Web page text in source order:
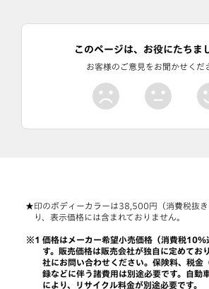
このページは、お役にたちま
お客様のご意見をお聞かせくだ
印のボディーカラーは38,500円（消費税抜
り、表示価格には含まれておりません。
価格はメーカー希望小売価格（消費税10％
す。販売価格は販売会社が独自に定めてお
社にお問い合わせください。保険料、税金
録などに伴う諸費用は別途必要です。自動
により、リサイクル料金が別途必要です。